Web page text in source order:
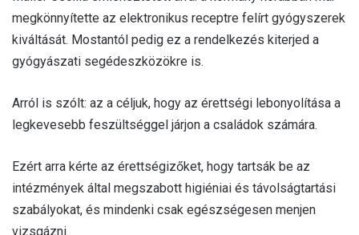
megkönnyítette az elektronikus receptre felírt gyógyszerek
kiváltását. Mostantól pedig ez a rendelkezés kiterjed a
gyógyászati segédeszközökre is.
Arról is szólt: az a céljuk, hogy az érettségi lebonyolítása a
legkevesebb feszültséggel járjon a családok számára.
Ezért arra kérte az érettségizőket, hogy tartsák be az
intézmények által megszabott higiéniai és távolságtartási
szabályokat, és mindenki csak egészségesen menjen
vizsgázni.